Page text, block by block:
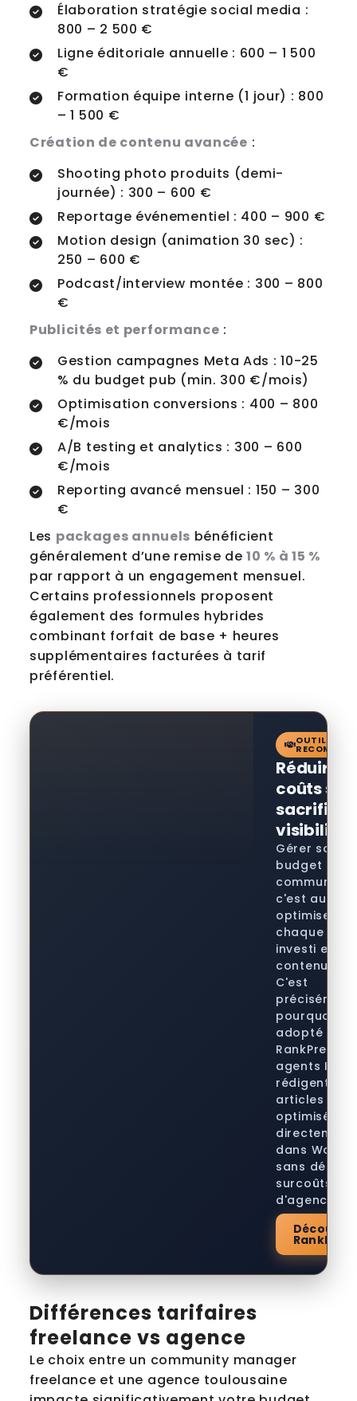
Élaboration stratégie social media :
800 – 2 500 €
Ligne éditoriale annuelle : 600 – 1 500
€
Formation équipe interne (1 jour) : 800
– 1 500 €
Création de contenu avancée :
Shooting photo produits (demi-
journée) : 300 – 600 €
Reportage événementiel : 400 – 900 €
Motion design (animation 30 sec) :
250 – 600 €
Podcast/interview montée : 300 – 800
€
Publicités et performance :
Gestion campagnes Meta Ads : 10-25
% du budget pub (min. 300 €/mois)
Optimisation conversions : 400 – 800
€/mois
A/B testing et analytics : 300 – 600
€/mois
Reporting avancé mensuel : 150 – 300
€
Les packages annuels bénéficient
généralement d’une remise de10 % à 15 %
par rapport à un engagement mensuel.
Certains professionnels proposent
également des formules hybrides
combinant forfait de base + heures
supplémentaires facturées à tarif
préférentiel.
OUTIL
Réduire
coûts
sacrifier
visibilité
Gérer son
budget
c'est aussi
optimiser
chaque euro
investi en
contenu
C'est
précisément
pourquoi j'ai
adopté
RankPress :
agents IA
rédigent des
articles
optimisés
directement
dans
sans délais
surcoûts
d'agence.
Découvrir
Différences tarifaires
freelance vs agence
Le choix entre un community manager
freelance et une agence toulousaine